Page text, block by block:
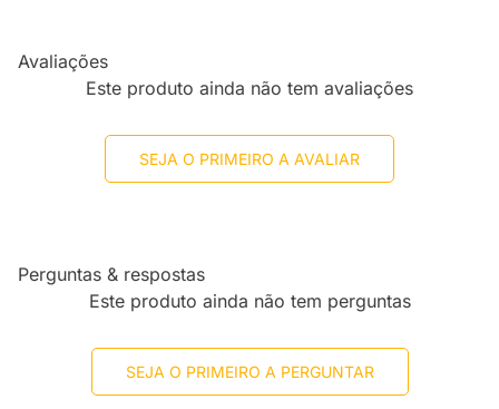
Avaliações
Este produto ainda não tem avaliações
SEJA O PRIMEIRO A AVALIAR
Perguntas & respostas
Este produto ainda não tem perguntas
SEJA O PRIMEIRO A PERGUNTAR